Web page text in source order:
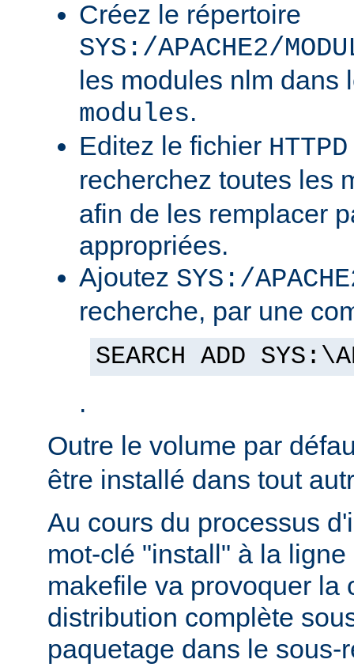
Créez le répertoire
SYS:/APACHE2/
les modules nlm dans
modules.
Editez le fichier
recherchez toutes les
afin de les remplacer
appropriées.
Ajoutez SYS:/
recherche, par une
SEARCH ADD
.
Outre le volume par
être installé dans tout
Au cours du processus
mot-clé "install" à la
makefile va provoquer la
distribution complète
paquetage dans le